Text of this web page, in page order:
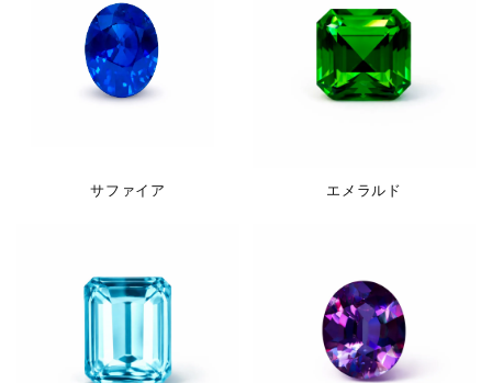
サファイア エメラルド